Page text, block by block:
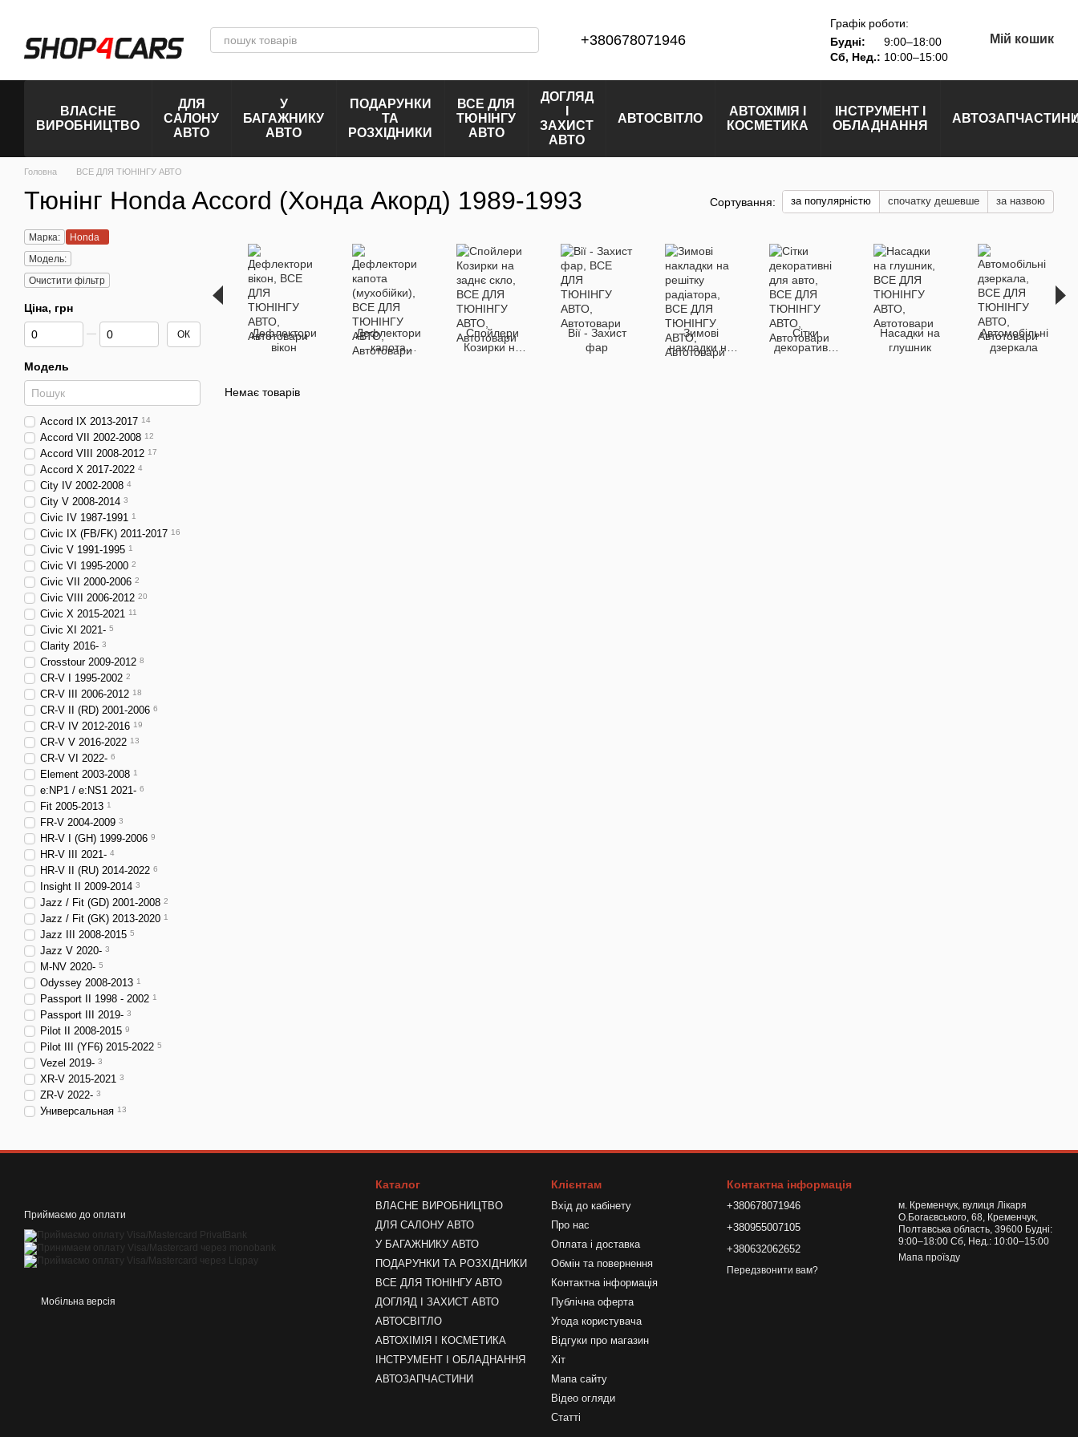
+380678071946
Графік роботи:
Будні:
9:00–18:00
Сб, Нед.: 10:00–15:00
Мій кошик
ВЛАСНЕ
ВИРОБНИЦТВО
ДЛЯ
САЛОНУ
АВТО
У
БАГАЖНИКУ
АВТО
ПОДАРУНКИ
ТА
РОЗХІДНИКИ
ВСЕ ДЛЯ
ТЮНІНГУ
АВТО
ДОГЛЯД
ЗАХИСТ
АВТО
АВТОСВІТЛО
АВТОХІМІЯ І
КОСМЕТИКА
ІНСТРУМЕНТ І
ОБЛАДНАННЯ
Головна ВСЕ ДЛЯ ТЮНІНГУ АВТО
Тюнінг Honda Accord (Хонда Акорд) 1989-1993 Сортування: за популярністю спочатку дешевше за назвою
Дефлектори
вікон
Дефлектори
капота
Спойлери
Козирки на
Вії - Захист
фар
Зимові
накладки на
решітку
Сітки
декоративні
Насадки на
глушник
Автомобільні
дзеркала
Немає товарів
Марка:
Honda
Модель:
Очистити фільтр
Ціна, грн
Від Ціна, грн
До Ціна, грн ОК
Модель
Accord IX 2013-2017 14
Accord VII 2002-2008 12
Accord VIII 2008-2012 17
Accord X 2017-2022 4
City IV 2002-2008 4
City V 2008-2014 3
Civic IV 1987-1991 1
Civic IX (FB/FK) 2011-2017 16
Civic V 1991-1995 1
Civic VI 1995-2000 2
Civic VII 2000-2006 2
Civic VIII 2006-2012 20
Civic X 2015-2021 11
Civic XI 2021- 5
Clarity 2016- 3
Crosstour 2009-2012 8
CR-V I 1995-2002 2
CR-V III 2006-2012 18
CR-V II (RD) 2001-2006 6
CR-V IV 2012-2016 19
CR-V V 2016-2022 13
CR-V VI 2022- 6
Element 2003-2008 1
e:NP1 / e:NS1 2021- 6
Fit 2005-2013 1
FR-V 2004-2009 3
HR-V I (GH) 1999-2006 9
HR-V III 2021- 4
HR-V II (RU) 2014-2022 6
Insight II 2009-2014 3
Jazz / Fit (GD) 2001-2008 2
Jazz / Fit (GK) 2013-2020 1
Jazz III 2008-2015 5
Jazz V 2020- 3
M-NV 2020- 5
Odyssey 2008-2013 1
Passport II 1998 - 2002 1
Passport III 2019- 3
Pilot II 2008-2015 9
Pilot III (YF6) 2015-2022 5
Vezel 2019- 3
XR-V 2015-2021 3
ZR-V 2022- 3
Универсальная 13
Приймаємо до оплати
Мобільна версія
Каталог
ВЛАСНЕ ВИРОБНИЦТВО
ДЛЯ САЛОНУ АВТО
У БАГАЖНИКУ АВТО
ПОДАРУНКИ ТА РОЗХІДНИКИ
ВСЕ ДЛЯ ТЮНІНГУ АВТО
ДОГЛЯД І ЗАХИСТ АВТО
АВТОСВІТЛО
АВТОХІМІЯ І КОСМЕТИКА
ІНСТРУМЕНТ І ОБЛАДНАННЯ
АВТОЗАПЧАСТИНИ
Клієнтам
Вхід до кабінету
Про нас
Оплата і доставка
Обмін та повернення
Контактна інформація
Публічна оферта
Угода користувача
Відгуки про магазин
Хіт
Мапа сайту
Відео огляди
Статті
Контактна інформація
+380678071946
+380955007105
+380632062652
Передзвонити вам?
м. Кременчук, вулиця Лікаря
О.Богаєвського, 68, Кременчук,
Полтавська область, 39600 Будні:
9:00–18:00 Сб, Нед.: 10:00–15:00
Мапа проїзду